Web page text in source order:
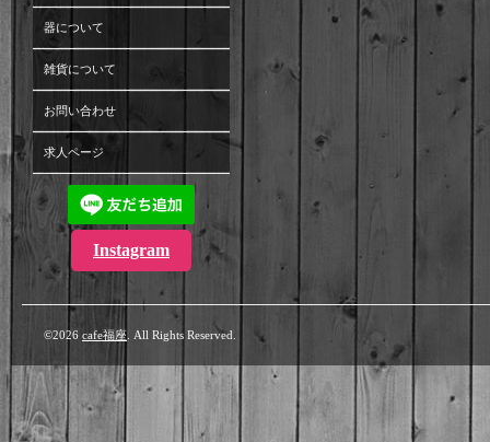
器について
雑貨について
お問い合わせ
求人ページ
Instagram
©2026 cafe福座 . All Rights Reserved.